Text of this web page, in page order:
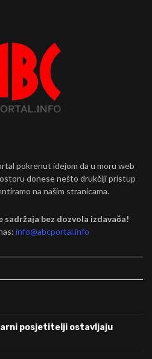
pokrenut idejom da u moru web
donese nešto drukčiji pristup
na našim stranicama.
sadržaja bez dozvola izdavača!
info@abcportal.info
posjetitelji ostavljaju